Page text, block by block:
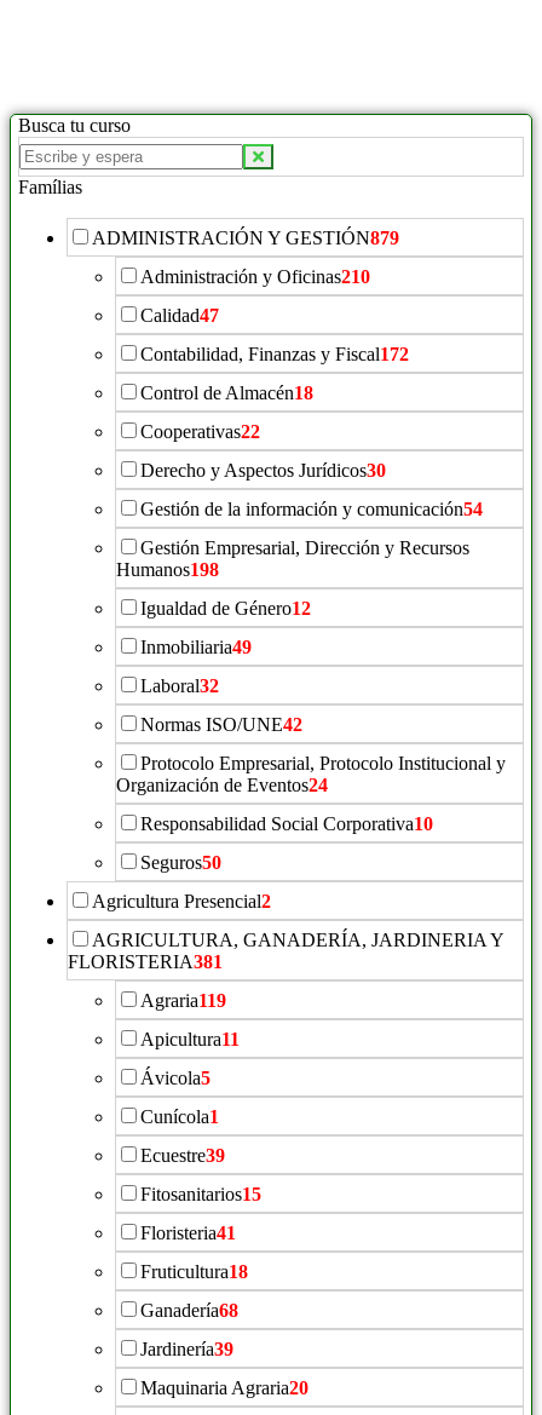
Busca tu curso
Buscar
productos:
Famílias
ADMINISTRACIÓN Y GESTIÓN879
Administración y Oficinas210
Calidad47
Contabilidad, Finanzas y Fiscal172
Control de Almacén18
Cooperativas22
Derecho y Aspectos Jurídicos30
Gestión de la información y comunicación54
Gestión Empresarial, Dirección y Recursos
Humanos198
Igualdad de Género12
Inmobiliaria49
Laboral32
Normas ISO/UNE42
Protocolo Empresarial, Protocolo Institucional y
Organización de Eventos24
Responsabilidad Social Corporativa10
Seguros50
Agricultura Presencial2
AGRICULTURA, GANADERÍA, JARDINERIA Y
FLORISTERIA381
Agraria119
Apicultura11
Ávicola5
Cunícola1
Ecuestre39
Fitosanitarios15
Floristeria41
Fruticultura18
Ganadería68
Jardinería39
Maquinaria Agraria20